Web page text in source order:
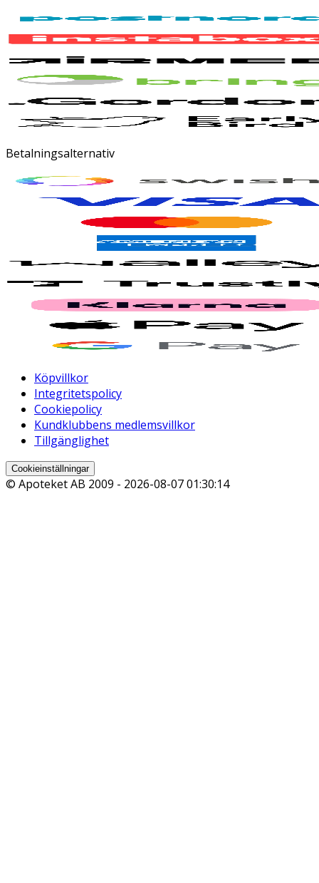
Betalningsalternativ
Köpvillkor
Integritetspolicy
Cookiepolicy
Kundklubbens medlemsvillkor
Tillgänglighet
Cookieinställningar
© Apoteket AB 2009 - 2026-08-07 01:30:14